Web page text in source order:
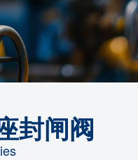
封闸阀